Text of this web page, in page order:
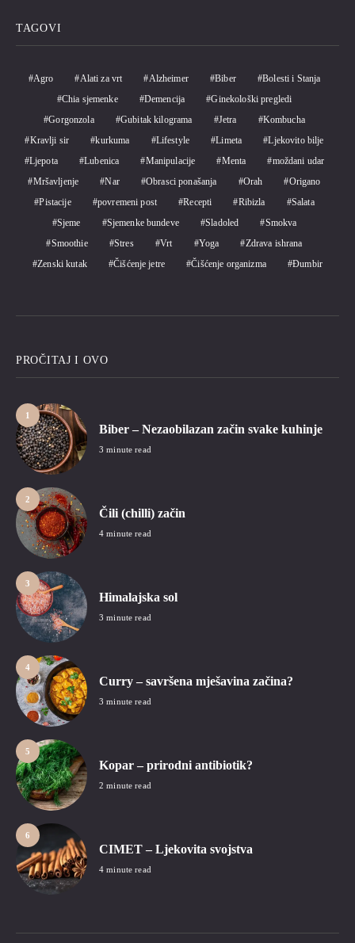
TAGOVI
Agro Alati za vrt Alzheimer Biber
Bolesti i Stanja
Chia sjemenke
Demencija
Ginekološki pregledi
Gorgonzola
Gubitak kilograma Jetra
Kombucha
Kravlji sir
kurkuma Lifestyle Limeta
Ljekovito bilje
Ljepota
Lubenica Manipulacije Menta
moždani udar
Mršavljenje
Nar Obrasci ponašanja Orah
Origano
Pistacije
povremeni post Recepti Ribizla
Salata
Sjeme
Sjemenke bundeve Sladoled
Smokva
Smoothie
Stres Vrt Yoga
Zdrava ishrana
Zenski kutak
Čišćenje jetre Čišćenje organizma Đumbir
PROČITAJ I OVO
1
Biber – Nezaobilazan začin svake kuhinje
3 minute read
2
Čili (chilli) začin
4 minute read
3
Himalajska sol
3 minute read
4
Curry – savršena mješavina začina?
3 minute read
5
Kopar – prirodni antibiotik?
2 minute read
6
CIMET – Ljekovita svojstva
4 minute read